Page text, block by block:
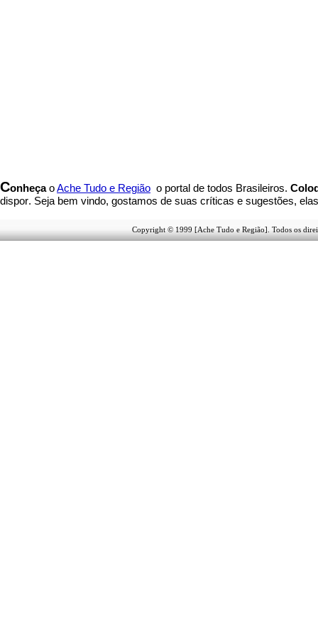
ConheçaoAche Tudo e Região o portal de todos Brasileiros.
dispor. Seja bem vindo, gostamos de suas críticas e sugestões,
Copyright © 1999 [Ache Tudo e Região]. Todos os